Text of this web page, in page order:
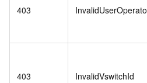
403
403 InvalidVswitchId